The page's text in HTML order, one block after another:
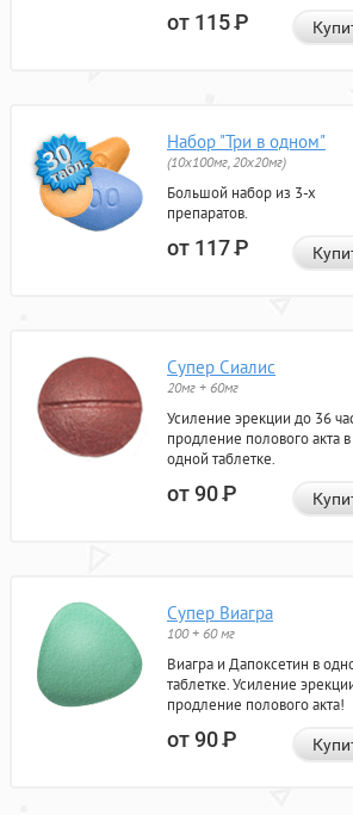
от 115Р
Набор "Три в одном"
(10x100мг, 20x20мг)
Большой набор из 3-х
препаратов.
от 117Р
Супер Сиалис
20мг + 60мг
Усиление эрекции до 36
продление полового акта в
одной таблетке.
от 90Р
Супер Виагра
100 + 60 мг
Виагра и Дапоксетин в
таблетке. Усиление
продление полового акта!
от 90Р